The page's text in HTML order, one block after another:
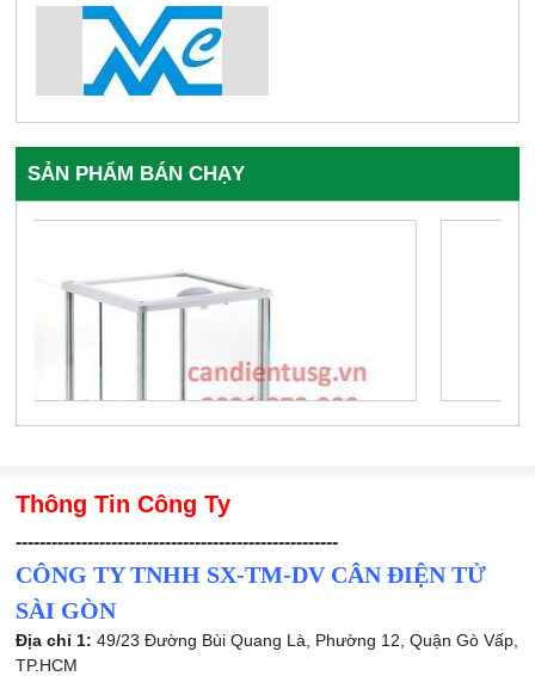
SẢN PHẨM BÁN CHẠY
Thông Tin Công Ty
------------------------------------------------------
CÔNG TY TNHH SX-TM-DV CÂN ĐIỆN TỬ
SÀI GÒN
Địa chỉ 1: 49/23 Đường Bùi Quang Là, Phường 12, Quận Gò Vấp,
TP.HCM